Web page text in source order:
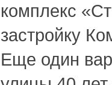
комплекс
застройку
Еще один